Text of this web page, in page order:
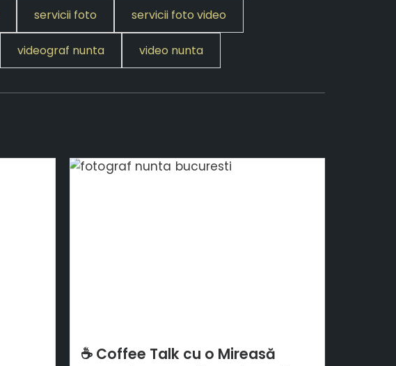
servicii foto servicii foto video
videograf nunta video nunta
☕ Coffee Talk cu o Mireasă